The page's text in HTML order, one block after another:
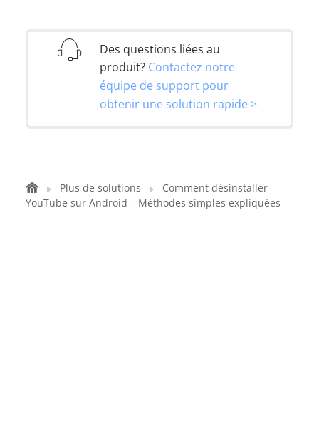
Des questions liées au
produit? Contactez notre
équipe de support pour
obtenir une solution rapide >
Plus de solutions
Comment désinstaller
YouTube sur Android – Méthodes simples expliquées